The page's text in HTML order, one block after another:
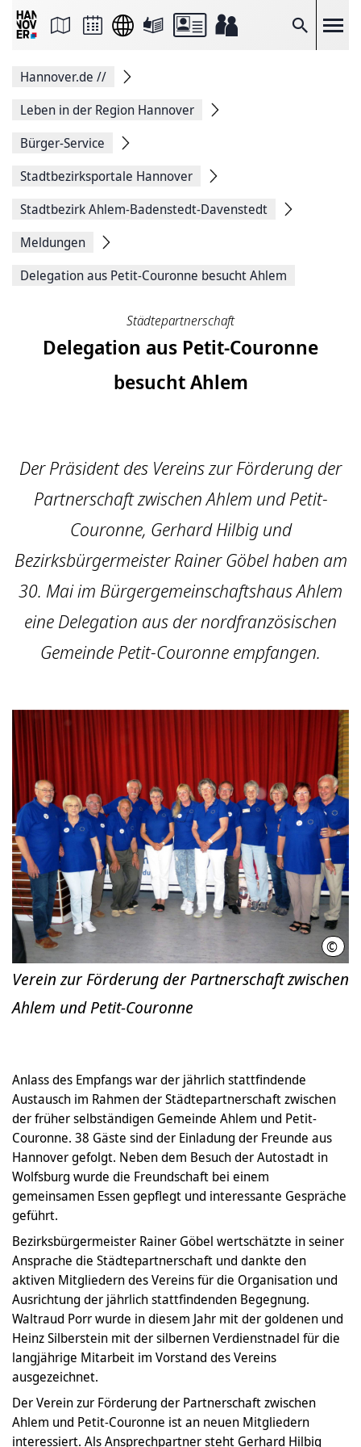
Suche
Seite
Facebook
teilen
Seitenlink
Seite
Hannover.de //
Leben in der Region Hannover
Bürger-Service
Stadtbezirksportale Hannover
Stadtbezirk Ahlem-Badenstedt-Davenstedt
Meldungen
Delegation aus Petit-Couronne besucht Ahlem
Städtepartnerschaft
Delegation aus Petit-Couronne
besucht Ahlem
Der Präsident des Vereins zur Förderung der
Partnerschaft zwischen Ahlem und Petit-
Couronne, Gerhard Hilbig und
Bezirksbürgermeister Rainer Göbel haben am
30. Mai im Bürgergemeinschaftshaus Ahlem
eine Delegation aus der nordfranzösischen
Gemeinde Petit-Couronne empfangen.
©
Verein zur Förderung der Partnerschaft zwischen
Ahlem und Petit-Couronne
Anlass des Empfangs war der jährlich stattfindende
Austausch im Rahmen der Städtepartnerschaft zwischen
der früher selbständigen Gemeinde Ahlem und Petit-
Couronne. 38 Gäste sind der Einladung der Freunde aus
Hannover gefolgt. Neben dem Besuch der Autostadt in
Wolfsburg wurde die Freundschaft bei einem
gemeinsamen Essen gepflegt und interessante Gespräche
geführt.
Bezirksbürgermeister Rainer Göbel wertschätzte in seiner
Ansprache die Städtepartnerschaft und dankte den
aktiven Mitgliedern des Vereins für die Organisation und
Ausrichtung der jährlich stattfindenden Begegnung.
Waltraud Porr wurde in diesem Jahr mit der goldenen und
Heinz Silberstein mit der silbernen Verdienstnadel für die
langjährige Mitarbeit im Vorstand des Vereins
ausgezeichnet.
Der Verein zur Förderung der Partnerschaft zwischen
Ahlem und Petit-Couronne ist an neuen Mitgliedern
interessiert. Als Ansprechpartner steht Gerhard Hilbig